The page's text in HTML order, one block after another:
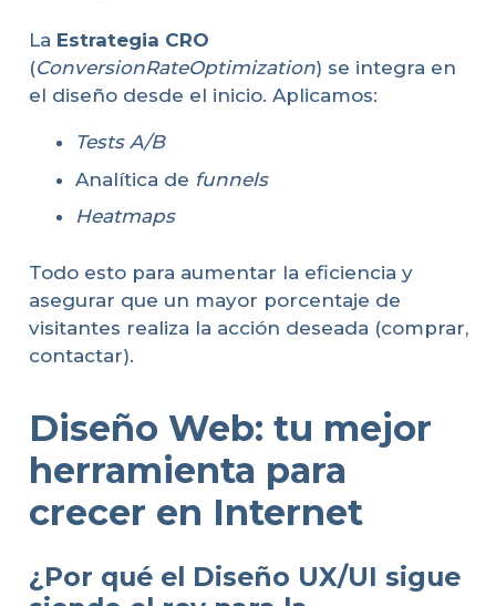
La Estrategia CRO
(ConversionRateOptimization) se integra en
el diseño desde el inicio. Aplicamos:
Tests A/B
Analítica de funnels
Heatmaps
Todo esto para aumentar la eficiencia y
asegurar que un mayor porcentaje de
visitantes realiza la acción deseada (comprar,
contactar).
Diseño Web: tu mejor
herramienta para
crecer en Internet
¿Por qué el Diseño UX/UI sigue